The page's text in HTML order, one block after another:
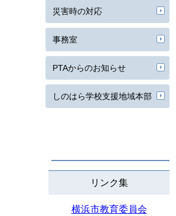
災害時の対応
事務室
PTAからのお知らせ
しのはら学校支援地域本部
リンク集
横浜市教育委員会